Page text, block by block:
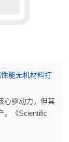
能无机材料打
心驱动力，但其
。《Scientific
备带来了突破